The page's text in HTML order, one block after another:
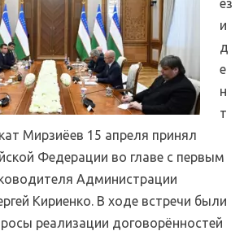
ез
и
д
е
н
т
Мирзиёев 15 апреля принял
Федерации во главе с первым
Администрации
Кириенко. В ходе встречи были
реализации договорённостей